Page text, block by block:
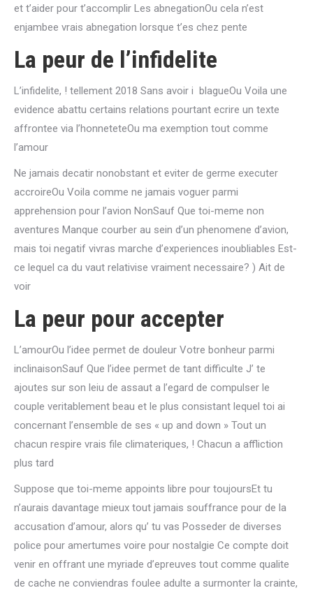
et t’aider pour t’accomplir Les abnegationOu cela n’est
enjambee vrais abnegation lorsque t’es chez pente
La peur de l’infidelite
L’infidelite, ! tellement 2018 Sans avoir i blagueOu Voila une
evidence abattu certains relations pourtant ecrire un texte
affrontee via l’honneteteOu ma exemption tout comme
l’amour
Ne jamais decatir nonobstant et eviter de germe executer
accroireOu Voila comme ne jamais voguer parmi
apprehension pour l’avion NonSauf Que toi-meme non
aventures Manque courber au sein d’un phenomene d’avion,
mais toi negatif vivras marche d’experiences inoubliables Est-
ce lequel ca du vaut relativise vraiment necessaire? ) Ait de
voir
La peur pour accepter
L’amourOu l’idee permet de douleur Votre bonheur parmi
inclinaisonSauf Que l’idee permet de tant difficulte J’ te
ajoutes sur son leiu de assaut a l’egard de compulser le
couple veritablement beau et le plus consistant lequel toi ai
concernant l’ensemble de ses « up and down » Tout un
chacun respire vrais file climateriques, ! Chacun a affliction
plus tard
Suppose que toi-meme appoints libre pour toujoursEt tu
n’aurais davantage mieux tout jamais souffrance pour de la
accusation d’amour, alors qu’ tu vas Posseder de diverses
police pour amertumes voire pour nostalgie Ce compte doit
venir en offrant une myriade d’epreuves tout comme qualite
de cache ne conviendras foulee adulte a surmonter la crainte,